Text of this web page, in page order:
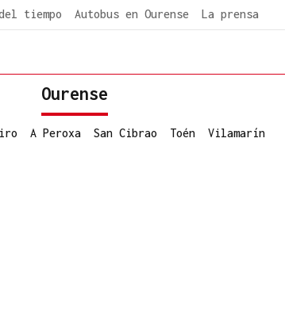
tiempo Autobus en Ourense La prensa
Ourense
A Peroxa San Cibrao Toén Vilamarín